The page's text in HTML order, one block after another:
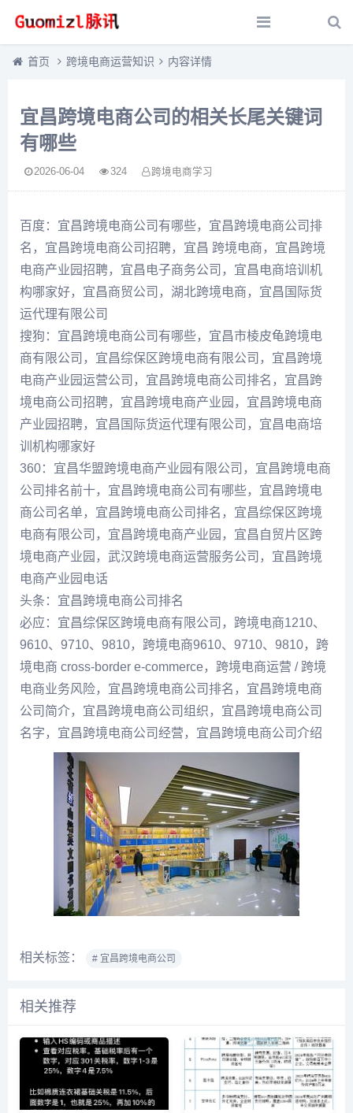
首页 跨境电商运营知识 内容详情
宜昌跨境电商公司的相关长尾关键词
有哪些
2026-06-04 324 跨境电商学习
百度：宜昌跨境电商公司有哪些，宜昌跨境电商公司排
名，宜昌跨境电商公司招聘，宜昌 跨境电商，宜昌跨境
电商产业园招聘，宜昌电子商务公司，宜昌电商培训机
构哪家好，宜昌商贸公司，湖北跨境电商，宜昌国际货
运代理有限公司
搜狗：宜昌跨境电商公司有哪些，宜昌市棱皮龟跨境电
商有限公司，宜昌综保区跨境电商有限公司，宜昌跨境
电商产业园运营公司，宜昌跨境电商公司排名，宜昌跨
境电商公司招聘，宜昌跨境电商产业园，宜昌跨境电商
产业园招聘，宜昌国际货运代理有限公司，宜昌电商培
训机构哪家好
360：宜昌华盟跨境电商产业园有限公司，宜昌跨境电商
公司排名前十，宜昌跨境电商公司有哪些，宜昌跨境电
商公司名单，宜昌跨境电商公司排名，宜昌综保区跨境
电商有限公司，宜昌跨境电商产业园，宜昌自贸片区跨
境电商产业园，武汉跨境电商运营服务公司，宜昌跨境
电商产业园电话
头条：宜昌跨境电商公司排名
必应：宜昌综保区跨境电商有限公司，跨境电商1210、
9610、9710、9810，跨境电商9610、9710、9810，跨
境电商 cross-border e-commerce，跨境电商运营 / 跨境
电商业务风险，宜昌跨境电商公司排名，宜昌跨境电商
公司简介，宜昌跨境电商公司组织，宜昌跨境电商公司
名字，宜昌跨境电商公司经营，宜昌跨境电商公司介绍
相关标签： # 宜昌跨境电商公司
相关推荐